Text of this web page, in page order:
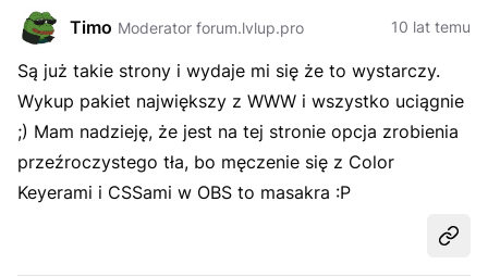
Timo Moderator forum.lvlup.pro 10 lat temu
Są już takie strony i wydaje mi się że to wystarczy.
Wykup pakiet największy z WWW i wszystko uciągnie
;) Mam nadzieję, że jest na tej stronie opcja zrobienia
przeźroczystego tła, bo męczenie się z Color
Keyerami i CSSami w OBS to masakra :P